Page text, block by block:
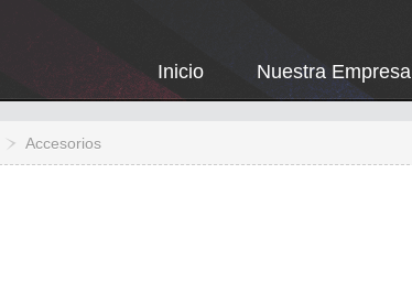
Inicio Nuestra Empresa
Accesorios